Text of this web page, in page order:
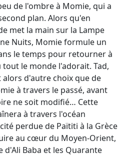
de l'ombre à Momie, qui a
plan. Alors qu'en
met la main sur la Lampe
Nuits, Momie formule un
le temps pour retourner à
le monde l'adorait. Tad,
d'autre choix que de
à travers le passé, avant
ne soit modifié… Cette
à travers l'océan
perdue de Païtiti à la Grèce
au cœur du Moyen-Orient,
Baba et les Quarante